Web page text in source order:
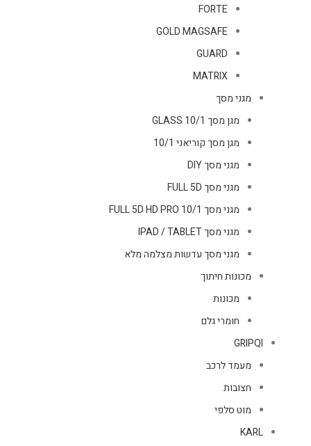
FORTE
GOLD MAGSAFE
GUARD
MATRIX
מגני מסך
מגן מסך GLASS 10/1
מגן מסך קוריאני 10/1
מגני מסך DIY
מגני מסך FULL 5D
מגני מסך FULL 5D HD PRO 10/1
מגני מסך IPAD / TABLET
מגני מסך עדשות מצלמה מלא
מכונות חיתוך
מכונות
חומרי גלם
GRIPQI
מעמד לרכב
חצובות
מוט סלפי
KARL